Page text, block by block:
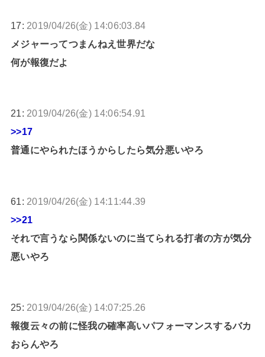
17: 2019/04/26(金) 14:06:03.84
メジャーってつまんねえ世界だな
何が報復だよ
21: 2019/04/26(金) 14:06:54.91
>>17
普通にやられたほうからしたら気分悪いやろ
61: 2019/04/26(金) 14:11:44.39
>>21
それで言うなら関係ないのに当てられる打者の方が気分
悪いやろ
25: 2019/04/26(金) 14:07:25.26
報復云々の前に怪我の確率高いパフォーマンスするバカ
おらんやろ